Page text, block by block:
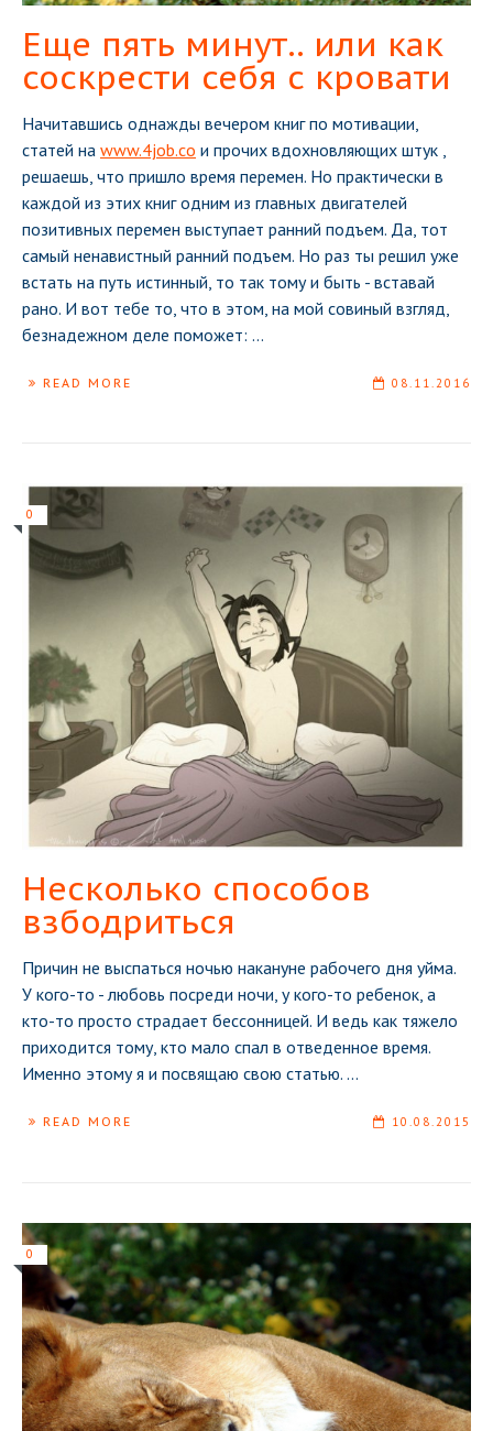
Еще пять минут.. или как
соскрести себя с кровати
Начитавшись однажды вечером книг по мотивации,
статей на www.4job.co и прочих вдохновляющих штук ,
решаешь, что пришло время перемен. Но практически в
каждой из этих книг одним из главных двигателей
позитивных перемен выступает ранний подъем. Да, тот
самый ненавистный ранний подъем. Но раз ты решил уже
встать на путь истинный, то так тому и быть - вставай
рано. И вот тебе то, что в этом, на мой совиный взгляд,
безнадежном деле поможет: ...
READ MORE 08.11.2016
0
Несколько способов
взбодриться
Причин не выспаться ночью накануне рабочего дня уйма.
У кого-то - любовь посреди ночи, у кого-то ребенок, а
кто-то просто страдает бессонницей. И ведь как тяжело
приходится тому, кто мало спал в отведенное время.
Именно этому я и посвящаю свою статью. ...
READ MORE 10.08.2015
0